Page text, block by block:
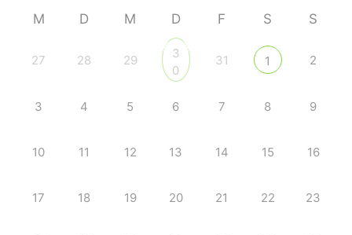
M D M D F S S
27 28 29
3
0
31 1 2
3 4 5 6 7 8 9
10 11 12 13 14 15 16
17 18 19 20 21 22 23